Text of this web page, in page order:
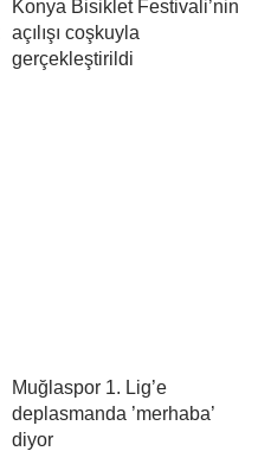
Konya Bisiklet Festivali’nin
açılışı coşkuyla
gerçekleştirildi
Muğlaspor 1. Lig’e
deplasmanda ’merhaba’
diyor